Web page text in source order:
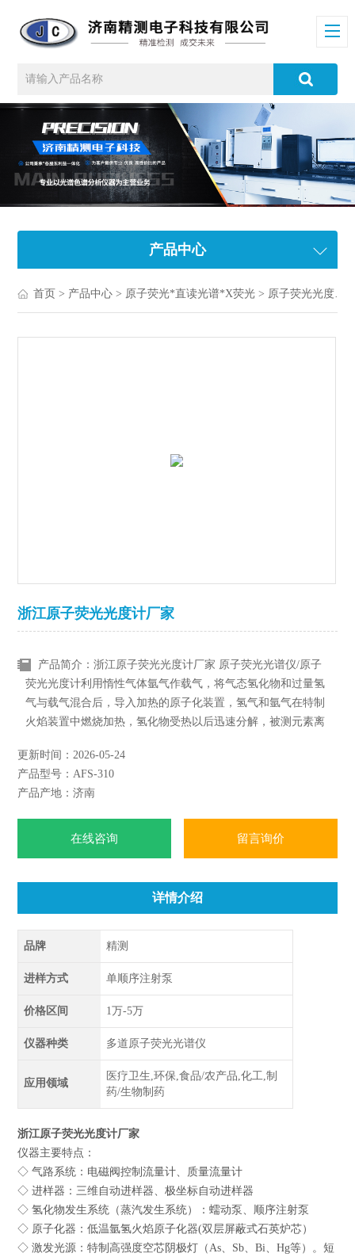
产品中心
首页 > 产品中心 > 原子荧光*直读光谱*X荧光 > 原子荧光光度计/光谱仪
浙江原子荧光光度计厂家
产品简介：浙江原子荧光光度计厂家 原子荧光光谱仪/原子
荧光光度计利用惰性气体氩气作载气，将气态氢化物和过量氢
气与载气混合后，导入加热的原子化装置，氢气和氩气在特制
火焰装置中燃烧加热，氢化物受热以后迅速分解，被测元素离
锡、硒、碲、铅、锗等元素生成的基态原子高几个数量级。应
用范围：食品厂、药品厂、化妆品厂、饲料厂、高校、研究所
等单位对十二种重金属含量的分析
更新时间：2026-05-24
产品型号：AFS-310
产品产地：济南
在线咨询 留言询价
详情介绍
品牌 精测
进样方式 单顺序注射泵
价格区间 1万-5万
仪器种类 多道原子荧光光谱仪
应用领域
医疗卫生,环保,食品/农产品,化工,制
药/生物制药
浙江原子荧光光度计厂家
仪器主要特点：
◇ 气路系统：电磁阀控制流量计、质量流量计
◇ 进样器：三维自动进样器、极坐标自动进样器
◇ 氢化物发生系统（蒸汽发生系统）：蠕动泵、顺序注射泵
◇ 原子化器：低温氩氢火焰原子化器(双层屏蔽式石英炉芯）
◇ 激发光源：特制高强度空芯阴极灯（As、Sb、Bi、Hg等）。短